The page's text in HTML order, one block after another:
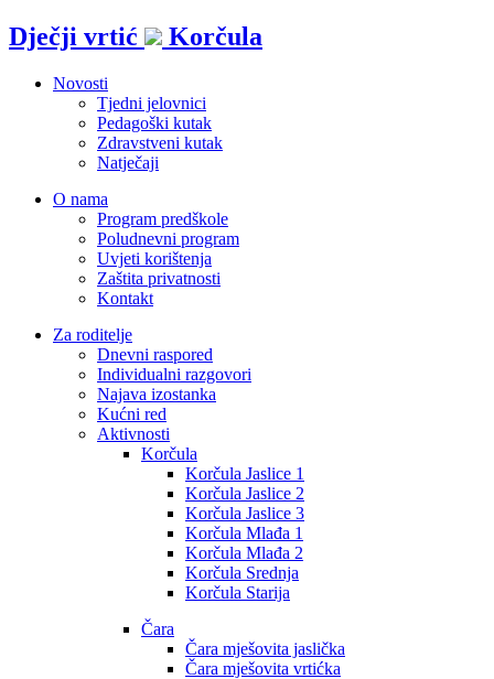
Idi
na
Dječji vrtić Korčula
Novosti
Tjedni jelovnici
Pedagoški kutak
Zdravstveni kutak
Natječaji
O nama
Program predškole
Poludnevni program
Uvjeti korištenja
Zaštita privatnosti
Kontakt
Za roditelje
Dnevni raspored
Individualni razgovori
Najava izostanka
Kućni red
Aktivnosti
Korčula
Korčula Jaslice 1
Korčula Jaslice 2
Korčula Jaslice 3
Korčula Mlađa 1
Korčula Mlađa 2
Korčula Srednja
Korčula Starija
Čara
Čara mješovita jaslička
Čara mješovita vrtićka